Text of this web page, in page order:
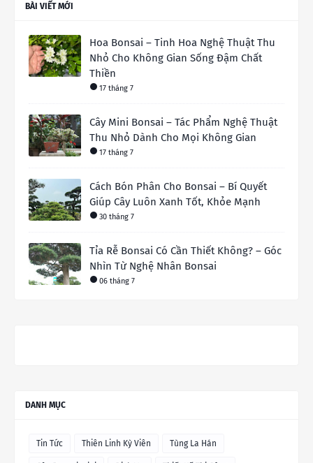
BÀI VIẾT MỚI
Hoa Bonsai – Tinh Hoa Nghệ Thuật Thu
Nhỏ Cho Không Gian Sống Đậm Chất
Thiền
17 tháng 7
Cây Mini Bonsai – Tác Phẩm Nghệ Thuật
Thu Nhỏ Dành Cho Mọi Không Gian
17 tháng 7
Cách Bón Phân Cho Bonsai – Bí Quyết
Giúp Cây Luôn Xanh Tốt, Khỏe Mạnh
30 tháng 7
Tỉa Rễ Bonsai Có Cần Thiết Không? – Góc
Nhìn Từ Nghệ Nhân Bonsai
06 tháng 7
DANH MỤC
Tin Tức Thiên Linh Kỳ Viên Tùng La Hán